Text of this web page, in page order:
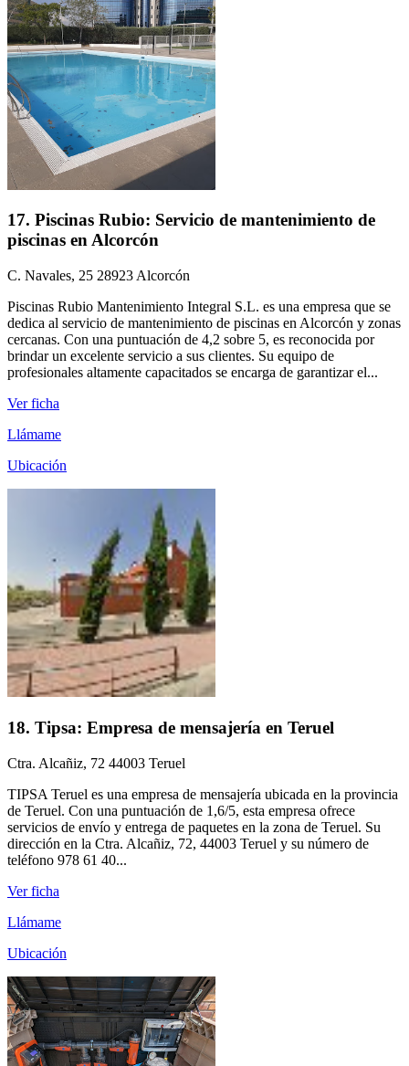
17. Piscinas Rubio: Servicio de mantenimiento de
piscinas en Alcorcón
C. Navales, 25 28923 Alcorcón
Piscinas Rubio Mantenimiento Integral S.L. es una empresa que se
dedica al servicio de mantenimiento de piscinas en Alcorcón y zonas
cercanas. Con una puntuación de 4,2 sobre 5, es reconocida por
brindar un excelente servicio a sus clientes. Su equipo de
profesionales altamente capacitados se encarga de garantizar el...
Ver ficha
Llámame
Ubicación
18. Tipsa: Empresa de mensajería en Teruel
Ctra. Alcañiz, 72 44003 Teruel
TIPSA Teruel es una empresa de mensajería ubicada en la provincia
de Teruel. Con una puntuación de 1,6/5, esta empresa ofrece
servicios de envío y entrega de paquetes en la zona de Teruel. Su
dirección en la Ctra. Alcañiz, 72, 44003 Teruel y su número de
teléfono 978 61 40...
Ver ficha
Llámame
Ubicación